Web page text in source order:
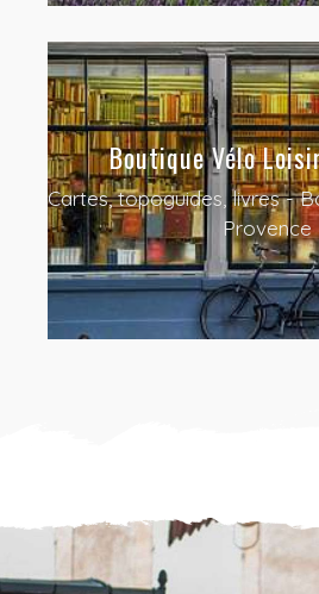
Boutique Vélo
Cartes, topoguides, livres -
Provence